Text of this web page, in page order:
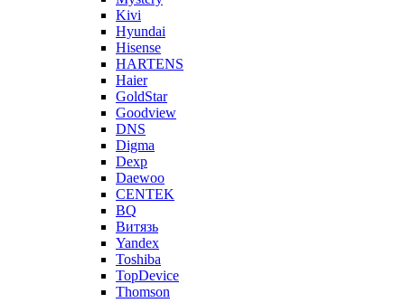
Kivi
Hyundai
Hisense
HARTENS
Haier
GoldStar
Goodview
DNS
Digma
Dexp
Daewoo
CENTEK
BQ
Витязь
Yandex
Toshiba
TopDevice
Thomson